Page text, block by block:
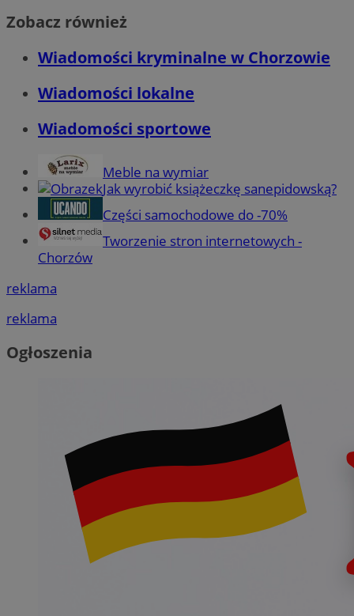
Zobacz również
Wiadomości kryminalne w Chorzowie
Wiadomości lokalne
Wiadomości sportowe
Meble na wymiar
Jak wyrobić książeczkę sanepidowską?
Części samochodowe do -70%
Tworzenie stron internetowych -
Chorzów
reklama
reklama
Ogłoszenia